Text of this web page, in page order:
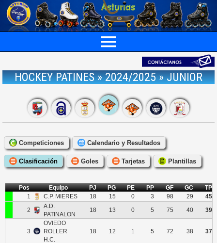
HOCKEY PATINES » 2024/2025 » JUNIOR
Competiciones Calendario y Resultados
Clasificación Goles Tarjetas Plantillas
Pos Equipo PJ PG PE PP GF GC
TP
1
C.P. MIERES 18 15 0 3 98 29 45
2
A.D.
PATINALON
18 13 0 5 75 40 39
3
OVIEDO
ROLLER
H.C.
18 12 1 5 72 38 37